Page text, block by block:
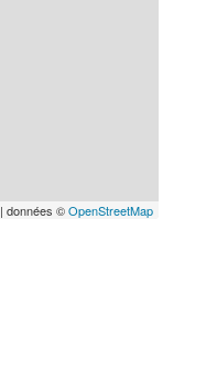
| données ©OpenStreetMap